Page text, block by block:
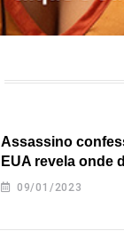
Assassino
EUA revela onde
09/01/2023